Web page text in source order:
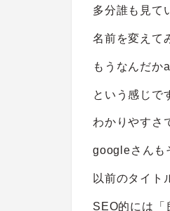
多分誰も見て
名前を変えて
もうなんだか
という感じで
わかりやすさ
googleさんも
以前のタイト
SEO的には「